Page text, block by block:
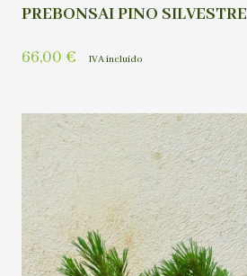
PREBONSAI PINO SILVESTRE
66,00 € IVA incluído